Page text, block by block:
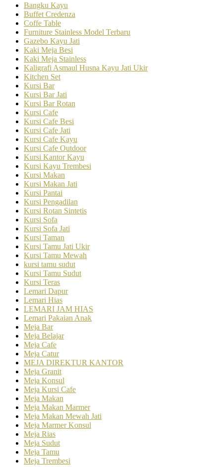
Bangku Kayu
Buffet Credenza
Coffe Table
Furniture Stainless Model Terbaru
Gazebo Kayu Jati
Kaki Meja Besi
Kaki Meja Stainless
Kaligrafi Asmaul Husna Kayu Jati Ukir
Kitchen Set
Kursi Bar
Kursi Bar Jati
Kursi Bar Rotan
Kursi Cafe
Kursi Cafe Besi
Kursi Cafe Jati
Kursi Cafe Kayu
Kursi Cafe Outdoor
Kursi Kantor Kayu
Kursi Kayu Trembesi
Kursi Makan
Kursi Makan Jati
Kursi Pantai
Kursi Pengadilan
Kursi Rotan Sintetis
Kursi Sofa
Kursi Sofa Jati
Kursi Taman
Kursi Tamu Jati Ukir
Kursi Tamu Mewah
kursi tamu sudut
Kursi Tamu Sudut
Kursi Teras
Lemari Dapur
Lemari Hias
LEMARI JAM HIAS
Lemari Pakaian Anak
Meja Bar
Meja Belajar
Meja Cafe
Meja Catur
MEJA DIREKTUR KANTOR
Meja Granit
Meja Konsul
Meja Kursi Cafe
Meja Makan
Meja Makan Marmer
Meja Makan Mewah Jati
Meja Marmer Konsul
Meja Rias
Meja Sudut
Meja Tamu
Meja Trembesi